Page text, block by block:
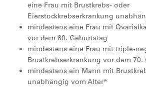
eine Frau mit Brustkrebs- oder
Eierstockkrebserkrankung
mindestens eine Frau mit
vor dem 80. Geburtstag
mindestens eine Frau mit triple-
Brustkrebserkrankung vor dem
mindestens ein Mann mit
unabhängig vom Alter*